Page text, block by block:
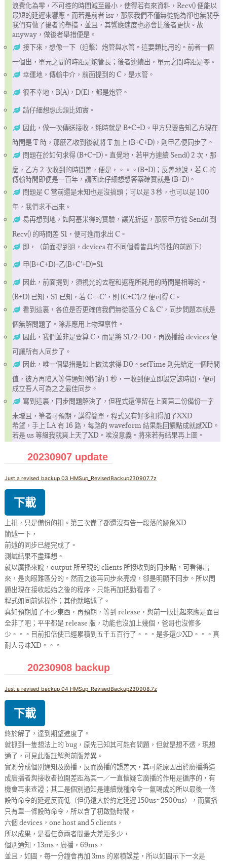
浪費化為零，不可控的時間減至最小，使得若有來資料，Recv() 便能以
最短的延遲來響應。而若是前者 isr，那麼我們不僅無從施為卻也無關乎
我們有做了後者的舉措，並且，其響應速度也必會比後者更快。故
anyway，做後者舉措便是。
接下來，想像一下（迫擊）炮管與水管。這要類比用的。前者一個
一個出，單元之間的時距是炮管長；後者連續出，單元之間時距是零。
幸運地，傳輸中介，前面提到的 C，是水管。
很不幸地，B(A)，D(E)，都是炮管。
請仔細想想此類比如實。
因此，做一次傳送接收，耗時就是 B+C+D。甲方只要告知乙方現在
時間是 T 時，那麼乙收到後就將 T 加上 (B+C+D)，則甲乙便同步了。
問題在於如何求得 (B+C+D)。直覺地，若甲方連續 Send() 2 次，那
麼，乙方 2 次收到的時間差，便是，。。。(B+D)；反差地說，若 C 的
傳輸時間即便是一百年，請因此仔細想想答案確實就是 (B+D)。
問題是 C 當前還是未知也是沒搞頭；可以是 3 秒，也可以是 100
年，我們求不出來。
易再想到地，如阿基米得的實驗，讓光折返，那麼甲方從 Send() 到
Recv() 的時間差 S1，便可進而求出 C。
即，（前面提到過，devices 在不同個體皆具均等性的前題下）
甲(B+C+D)+乙(B+C’+D)=S1
因此，前面提到，須視光的去程和返程所耗用的時間是相等的。
(B+D) 已知，S1 已知，若 C==C’，則 (C+C’)/2 便可得 C。
看到這裏，各位是否更確信我們無從區分 C & C’，同步問題本就是
個無解問題了。除非應用上物理禀性。
因此，我們並非是要算 C，而是將 S1/2=D0，再廣播給 devices 便
可讓所有人同步了。
因此，唯一個舉措是如上做法求得 D0。setTime 則先給定一個時間
值，彼方再陷入等侍通知例如約 1 秒，一收到便立即設定該時間，便可
成立吾人可為之之最佳同步。
寫到這裏，同步問題解決了，但程式還停留在上面第二份備份一字
未增且，筆者可預期，講得簡單，程式又有好多扣得加了XXD
希望，手上 LA 有 16 路，每路的 waveform 結果能回饋點成就感XD。
若是 us 等級我就爽上天了XD。唉沒意義。將來若有結果再上圖。
20230907 update
Just a revised backup 03 HMSup_RevisedBackup230907.7z
下載
上扣，只是備份的扣。第三次備了都還沒有告一段落的跡象XD
簡述一下，
前述的同步已經完成了。
測試結果不盡理想。
就以廣播來說，output 所呈現的 clients 所接收到的同步點，可看得出
來，是肉眼難區分的。然而之後再同步來亮燈，卻是明顯不同步。所以問
題出現在接收起始之後的程序。只能再加把勁看看了。
程式如同前述操作；其他就略述了。
真如預期加了不少東西，再預期，等到 release，與前一版比起來應是面目
全非了吧；平平都是 release 版，功能也沒加上幾個，爸哥也沒修多
少。。。目前扣倍使已經累積到五千五百行了。。。是多還少XD。。。真
耐人尋味XD。。。
20230908 backup
Just a revised backup 04 HMSup_RevisedBackup230908.7z
下載
終於解了，達到期望進度了。
就抓到一隻想法上的 bug，原先已知其可能有問題，但就是想不透，現想
通了，可見此版註解與前版差異。
實測分成個別通知及廣播，反而廣播的誤差大，其可能原因出於廣播將造
成廣播者與接收者拉開差距為其一／一直懷疑它廣播的作用是循序的，有
機會再來查證；其二是個別通知是連續幾種命令一氣喝成的所以最後一條
設時命令的延遲反而低（但仍遠大於約定延遲 150us~2500us），而廣播
只有單一條設時命令，所以含了初啟動時間。
六個 devices，one host and 5 clients，
所以成果，是看任意兩者間最大差距多少，
個別通知，13ms，廣播，69ms，
並且，如圖，每一分鐘會再加 3ms 的累積誤差，所以如圖示下一次是